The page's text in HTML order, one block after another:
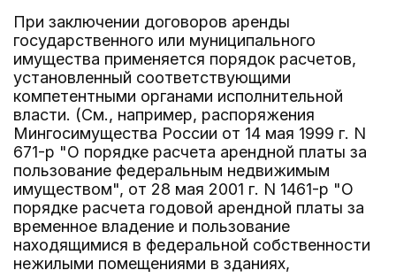
При заключении договоров аренды
государственного или муниципального
имущества применяется порядок расчетов,
установленный соответствующими
компетентными органами исполнительной
власти. (См., например, распоряжения
Мингосимущества России от 14 мая 1999 г. N
671-р "О порядке расчета арендной платы за
пользование федеральным недвижимым
имуществом", от 28 мая 2001 г. N 1461-р "О
порядке расчета годовой арендной платы за
временное владение и пользование
находящимися в федеральной собственности
нежилыми помещениями в зданиях,